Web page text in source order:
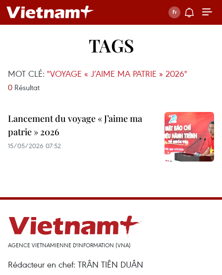
TAGS
MOT CLÉ: "VOYAGE « J’AIME MA PATRIE » 2026"
0 Résultat
Lancement du voyage « J’aime ma
patrie » 2026
15/05/2026 07:52
AGENCE VIETNAMIENNE D'INFORMATION (VNA)
Rédacteur en chef: TRÂN TIÊN DUÂN